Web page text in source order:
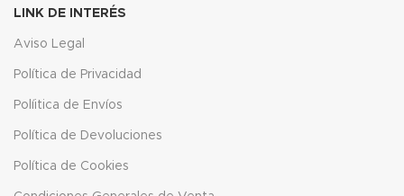
LINK DE INTERÉS
Aviso Legal
Política de Privacidad
Políitica de Envíos
Política de Devoluciones
Política de Cookies